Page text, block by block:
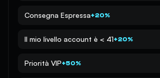
Consegna Espressa+20%
Il mio livello account è < 41+20%
Priorità VIP+50%